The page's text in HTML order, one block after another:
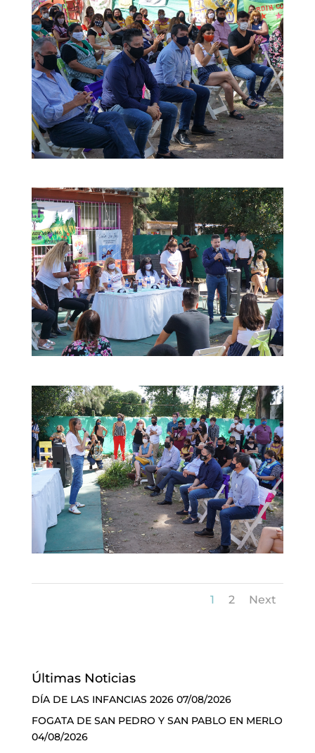
1 2 Next
Últimas Noticias
DÍA DE LAS INFANCIAS 2026 07/08/2026
FOGATA DE SAN PEDRO Y SAN PABLO EN MERLO
04/08/2026